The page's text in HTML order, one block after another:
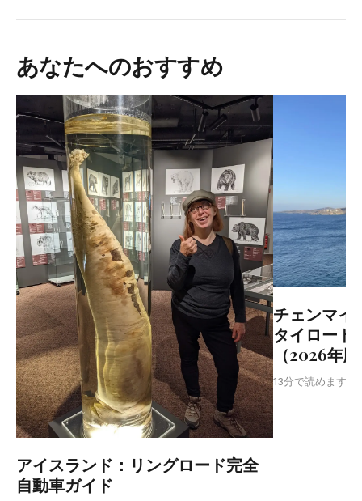
あなたへのおすすめ
アイスランド：リングロード完全
自動車ガイド
チェンマイ
タイロード
（2026年
13分で読めます